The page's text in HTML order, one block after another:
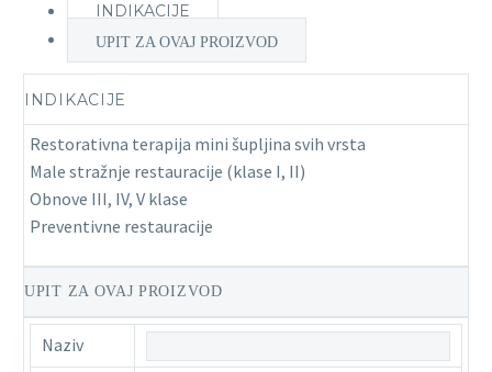
INDIKACIJE
UPIT ZA OVAJ PROIZVOD
INDIKACIJE
Restorativna terapija mini šupljina svih vrsta
Male stražnje restauracije (klase I, II)
Obnove III, IV, V klase
Preventivne restauracije
UPIT ZA OVAJ PROIZVOD
Naziv